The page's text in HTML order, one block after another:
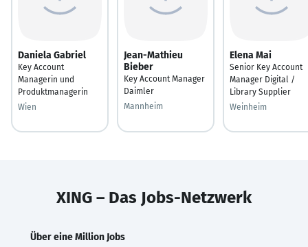
Daniela Gabriel
Key Account
Managerin und
Produktmanagerin
Wien
Jean-Mathieu
Bieber
Key Account Manager
Daimler
Mannheim
Elena Mai
Senior Key Account
Manager Digital /
Library Supplier
Weinheim
XING – Das Jobs-Netzwerk
Über eine Million Jobs